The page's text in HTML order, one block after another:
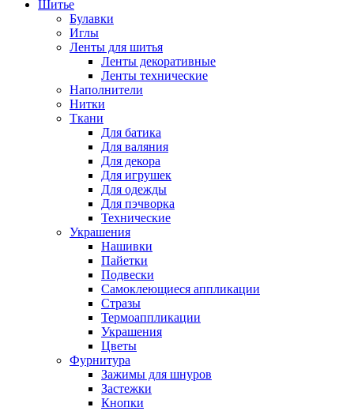
Шитье
Булавки
Иглы
Ленты для шитья
Ленты декоративные
Ленты технические
Наполнители
Нитки
Ткани
Для батика
Для валяния
Для декора
Для игрушек
Для одежды
Для пэчворка
Технические
Украшения
Нашивки
Пайетки
Подвески
Самоклеющиеся аппликации
Стразы
Термоаппликации
Украшения
Цветы
Фурнитура
Зажимы для шнуров
Застежки
Кнопки